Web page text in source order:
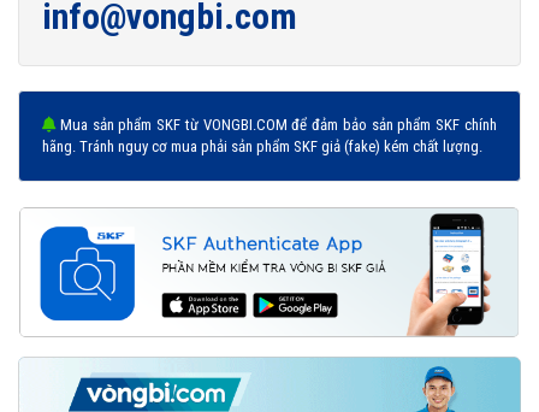
info@vongbi.com
Mua sản phẩm SKF từ VONGBI.COM để đảm bảo sản phẩm SKF chính
hãng. Tránh nguy cơ mua phải sản phẩm SKF giả (fake) kém chất lượng.